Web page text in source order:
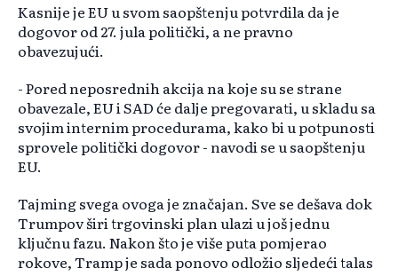
Kasnije je EU u svom saopštenju potvrdila da je
dogovor od 27. jula politički, a ne pravno
obavezujući.
- Pored neposrednih akcija na koje su se strane
obavezale, EU i SAD će dalje pregovarati, u skladu sa
svojim internim procedurama, kako bi u potpunosti
sprovele politički dogovor - navodi se u saopštenju
EU.
Tajming svega ovoga je značajan. Sve se dešava dok
Trumpov širi trgovinski plan ulazi u još jednu
ključnu fazu. Nakon što je više puta pomjerao
rokove, Tramp je sada ponovo odložio sljedeći talas